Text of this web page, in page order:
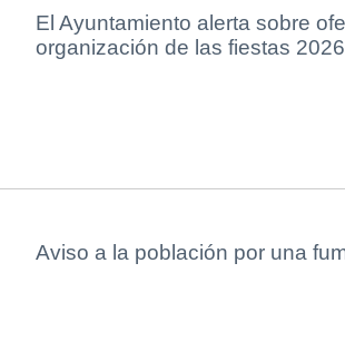
El Ayuntamiento alerta sobre
organización de las fiestas
Aviso a la población por una